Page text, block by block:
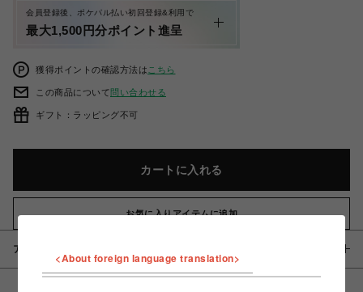
会員登録後、ポケパル払い初回登録&利用で
最大1,500円分ポイント進呈
獲得ポイントの確認方法は こちら
この商品について問い合わせる
ギフト：ラッピング不可
カートに入れる
お気に入りアイテムに追加
アイテム説明 / 素材
<About foreign language translation>